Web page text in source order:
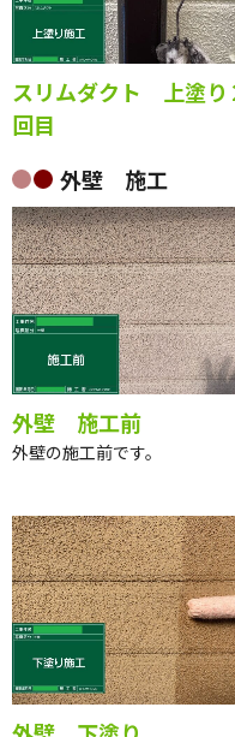
スリムダクト 上塗り２
回目
外壁 施工
外壁 施工前